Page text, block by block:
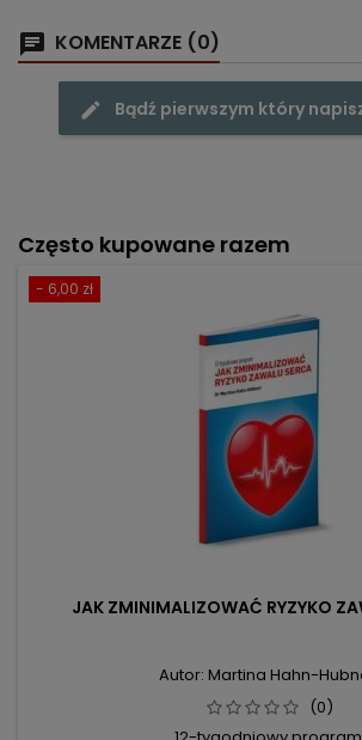
KOMENTARZE (0)
Bądź pierwszym który
Często kupowane razem
- 6,00 zł
JAK ZMINIMALIZOWAĆ RYZYKO
Autor: Martina Hahn-
(0)